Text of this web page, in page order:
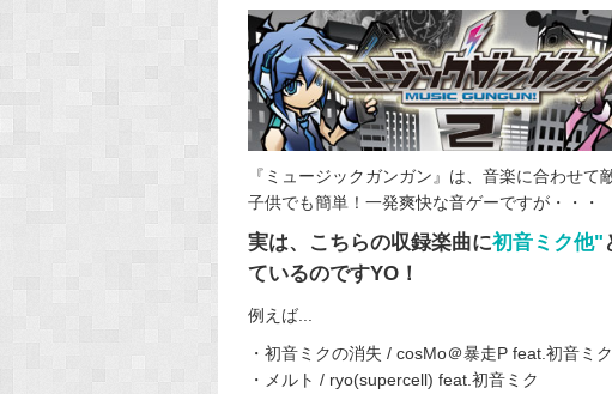
『ミュージックガンガン』は、音楽に合わせて
子供でも簡単！一発爽快な音ゲーですが・・・
実は、こちらの収録楽曲に初音ミク他"
ているのですYO！
例えば...
・初音ミクの消失 / cosMo＠暴走P feat.初音ミク
・メルト / ryo(supercell) feat.初音ミク